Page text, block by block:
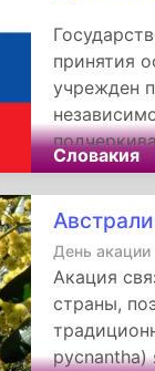
принятия
учрежден
человека
к
Словакия
День
Акация
страны,
pycnantha)